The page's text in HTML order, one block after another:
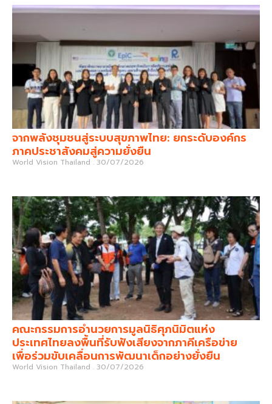
จากพลังชุมชนสู่ระบบสุขภาพไทย: ยกระดับองค์กร
ภาคประชาสังคมสู่ความยั่งยืน
World Vision Thailand 30/07/2026
คณะกรรมการอำนวยการมูลนิธิศุภนิมิตแห่ง
ประเทศไทยลงพื้นที่รับฟังเสียงจากภาคีเครือข่าย
เพื่อร่วมขับเคลื่อนการพัฒนาเด็กอย่างยั่งยืน
World Vision Thailand 30/07/2026